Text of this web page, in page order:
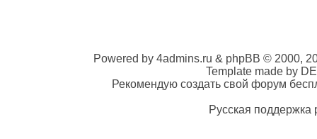
Powered by 4admins.ru & phpBB © 2000,
Template made by
Рекомендую создать свой форум
Русская поддержка